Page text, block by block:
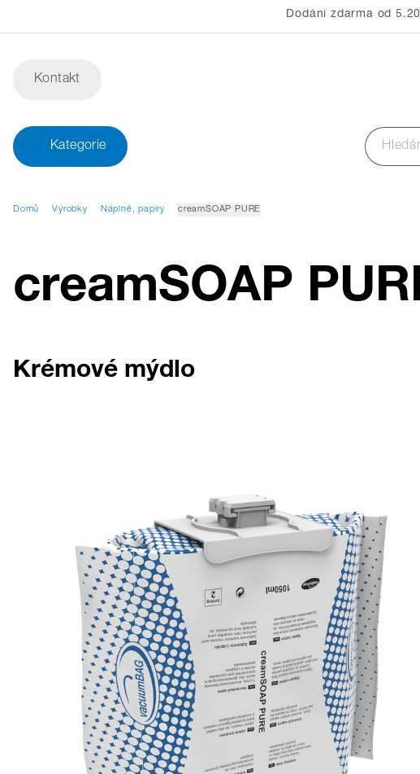
Dodání zdarma od
Kontakt
Kategorie
Domů Výrobky Náplně, papíry creamSOAP PURE
creamSOAP
Krémové mýdlo